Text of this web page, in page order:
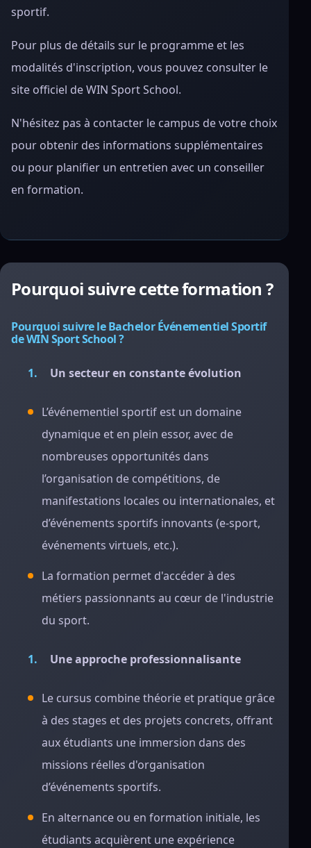
sportif.
Pour plus de détails sur le programme et les
modalités d'inscription, vous pouvez consulter le
site officiel de WIN Sport School.
N'hésitez pas à contacter le campus de votre choix
pour obtenir des informations supplémentaires
ou pour planifier un entretien avec un conseiller
en formation.
Pourquoi suivre cette formation ?
Pourquoi suivre le Bachelor Événementiel Sportif
de WIN Sport School ?
Un secteur en constante évolution
L’événementiel sportif est un domaine
dynamique et en plein essor, avec de
nombreuses opportunités dans
l’organisation de compétitions, de
manifestations locales ou internationales, et
d’événements sportifs innovants (e-sport,
événements virtuels, etc.).
La formation permet d'accéder à des
métiers passionnants au cœur de l'industrie
du sport.
Une approche professionnalisante
Le cursus combine théorie et pratique grâce
à des stages et des projets concrets, offrant
aux étudiants une immersion dans des
missions réelles d'organisation
d’événements sportifs.
En alternance ou en formation initiale, les
étudiants acquièrent une expérience